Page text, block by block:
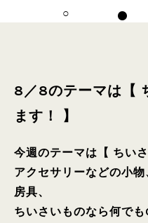
8／8のテーマは【
ます！ 】
今週のテーマは【 ちい
アクセサリーなどの小
房具、
ちいさいものなら何でも